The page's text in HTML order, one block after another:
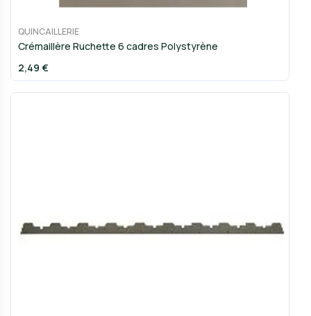
QUINCAILLERIE
Crémaillère Ruchette 6 cadres Polystyrène
2,49 €